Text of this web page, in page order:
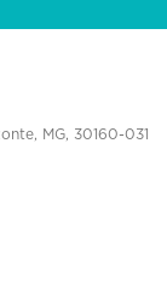
MG, 30160-031